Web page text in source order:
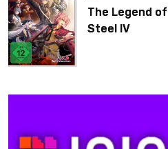
The Legend
Steel IV